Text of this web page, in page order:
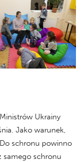
Ukrainy
Jako warunek,
schronu powinno
samego schronu